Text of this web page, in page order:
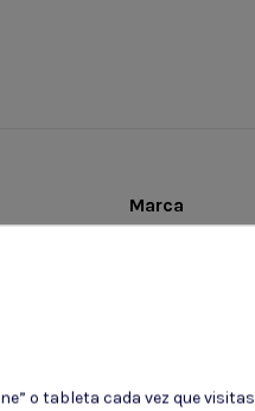
Marca
o tableta cada vez que visitas